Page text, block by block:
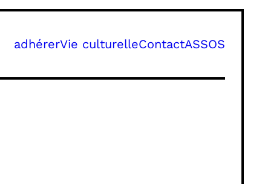
adhérerVie culturelleContactASSOS